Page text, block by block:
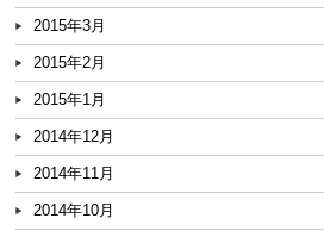
2015年3月
2015年2月
2015年1月
2014年12月
2014年11月
2014年10月